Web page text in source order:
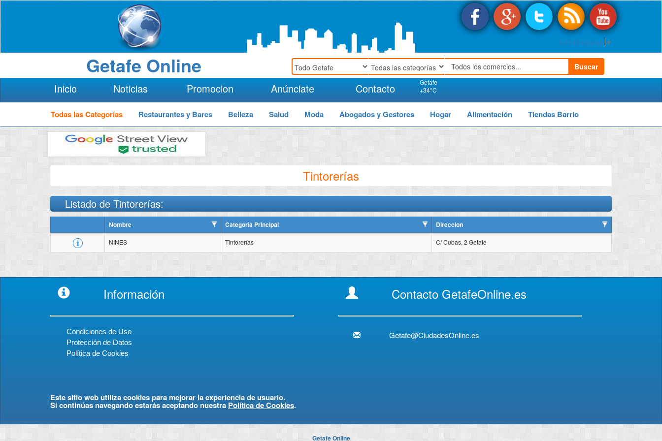
Select Language ▼
Getafe Online Buscar
Inicio Noticias Promocion Anúnciate Contacto
Getafe
+34°C
Todas las Categorías Restaurantes y Bares Belleza Salud Moda Abogados y Gestores Hogar Alimentación Tiendas Barrio
Tintorerías
Listado de Tintorerías:
Nombre Categoría Principal Direccion
NINES Tintorerías C/ Cubas, 2 Getafe
Información
Condiciones de Uso
Protección de Datos
Política de Cookies
Contacto GetafeOnline.es
Getafe@CiudadesOnline.es
Este sitio web utiliza cookies para mejorar la experiencia de usuario.
Si continúas navegando estarás aceptando nuestra Política de Cookies.
Getafe Online